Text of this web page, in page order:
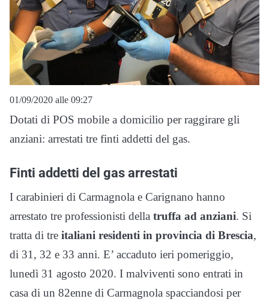
01/09/2020 alle 09:27
Dotati di POS mobile a domicilio per raggirare gli
anziani: arrestati tre finti addetti del gas.
Finti addetti del gas arrestati
I carabinieri di Carmagnola e Carignano hanno
arrestato tre professionisti della truffa ad anziani. Si
tratta di tre italiani residenti in provincia di Brescia,
di 31, 32 e 33 anni. E’ accaduto ieri pomeriggio,
lunedì 31 agosto 2020. I malviventi sono entrati in
casa di un 82enne di Carmagnola spacciandosi per